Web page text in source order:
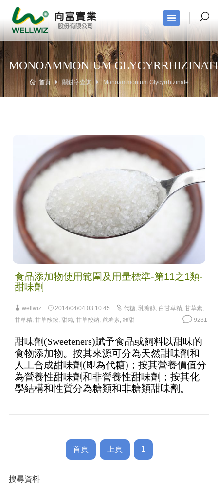
MONOAMMONIUM
首頁 關鍵字查詢 Monoammonium Glycyrrhizinate
食品添加物使用範圍及用量標準-第11之1類-
甜味劑
wellwiz 2014/04/04 03:10:45 代糖, 乳糖醇, 白甘草精, 甘草素,
甘草精, 甘草酸銨, 甜菊, 甘草酸鈉, 蔗糖素, 紐甜 9231
甜味劑(Sweeteners)賦予食品或飼料以甜味的
食物添加物。按其來源可分為天然甜味劑和
人工合成甜味劑(即為代糖)；按其營養價值分
為營養性甜味劑和非營養性甜味劑；按其化
學結構和性質分為糖類和非糖類甜味劑。
首頁 上頁 1
搜尋資料